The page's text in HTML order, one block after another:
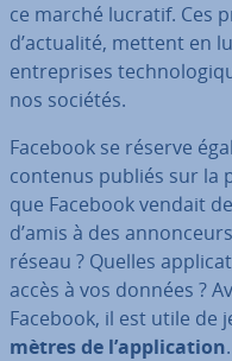
ce marché lucratif. Ces
d’actualité, mettent en
en­tre­prises
nos sociétés.
Facebook se réserve
contenus publiés sur la
que Facebook vendait
d’amis à des
réseau ? Quelles
accès à vos données ?
Facebook, il est utile de
mètres de l’ap­pli­ca­tion